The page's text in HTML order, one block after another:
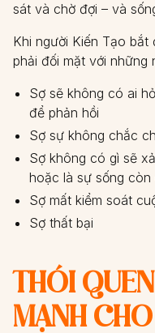
sát và chờ đợi – và
Khi người Kiến Tạo
phải đối mặt với những
Sợ sẽ không có ai
để phản hồi
Sợ sự không chắc
Sợ không có gì sẽ
hoặc là sự sống
Sợ mất kiểm soát
Sợ thất bại
THÓI
MẠNH